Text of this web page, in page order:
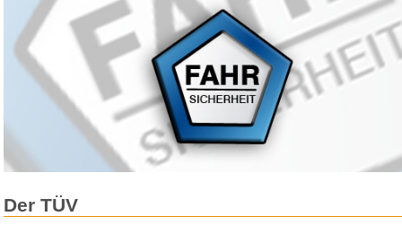
Der TÜV